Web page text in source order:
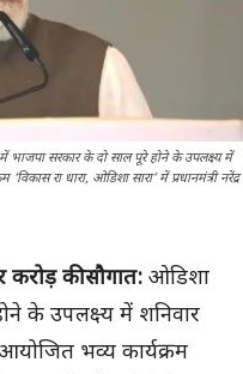
भाजपा सरकार के दो साल पूरे होने के उपलक्ष्य में
रा धारा, ओडिशा सारा’ में प्रधानमंत्री नरेंद्र
की सौगात: ओडिशा
के उपलक्ष्य में शनिवार
भव्य कार्यक्रम